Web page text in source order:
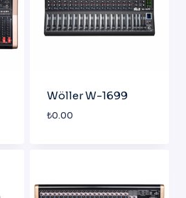
Wöller W-1699
₺0.00